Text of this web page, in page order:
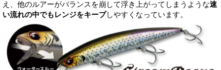
え、他のルアーがバランスを崩して浮き上がってしまうような速
い流れの中でもレンジをキープしやすくなっています。